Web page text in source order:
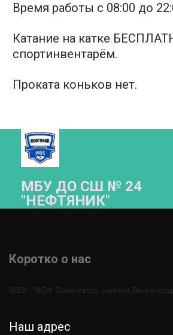
Время работы с 08:00 до
Катание на катке
спортинвентарём.
Проката коньков нет.
МБУ ДО СШ № 24
"НЕФТЯНИК"­­
Коротко о нас
МБУ  "ФОК Советского района
Наш адрес